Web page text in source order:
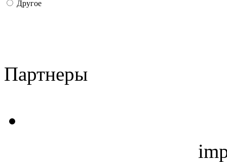
Другое
Партнеры